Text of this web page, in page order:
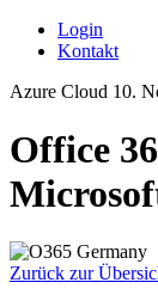
Login
Kontakt
Azure Cloud 10.
Office
Zurück zur